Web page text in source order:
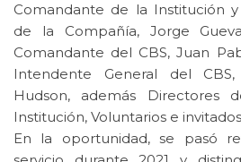
Comandante de la Institución
de la Compañía, Jorge
Comandante del CBS, Juan
Intendente General del CBS,
Hudson, además Directores
Institución, Voluntarios e
En la oportunidad, se pasó